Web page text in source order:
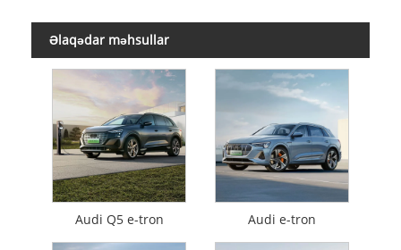
Əlaqədar məhsullar
Audi Q5 e-tron Audi e-tron